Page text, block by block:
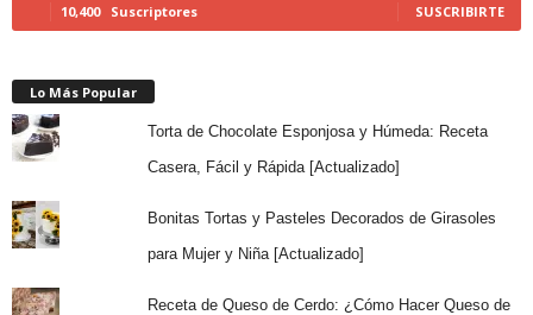
10,400 Suscriptores SUSCRIBIRTE
Lo Más Popular
Torta de Chocolate Esponjosa y Húmeda: Receta
Casera, Fácil y Rápida [Actualizado]
Bonitas Tortas y Pasteles Decorados de Girasoles
para Mujer y Niña [Actualizado]
Receta de Queso de Cerdo: ¿Cómo Hacer Queso de